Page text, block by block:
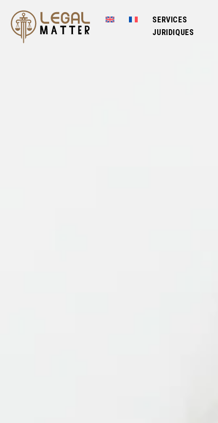
SERVICES
JURIDIQUES